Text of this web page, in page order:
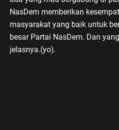
NasDem memberikan
masyarakat yang baik untuk
besar Partai NasDem. Dan
jelasnya.(yo).